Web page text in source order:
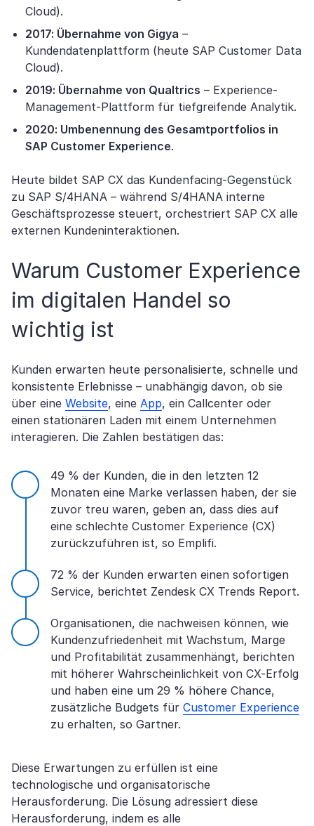
Cloud).
2017: Übernahme von Gigya –
Kundendatenplattform (heute SAP Customer Data
Cloud).
2019: Übernahme von Qualtrics – Experience-
Management-Plattform für tiefgreifende Analytik.
2020: Umbenennung des Gesamtportfolios in
SAP Customer Experience.
Heute bildet SAP CX das Kundenfacing-Gegenstück
zu SAP S/4HANA – während S/4HANA interne
Geschäftsprozesse steuert, orchestriert SAP CX alle
externen Kundeninteraktionen.
Warum Customer Experience
im digitalen Handel so
wichtig ist
Kunden erwarten heute personalisierte, schnelle und
konsistente Erlebnisse – unabhängig davon, ob sie
über eine Website, eine App, ein Callcenter oder
einen stationären Laden mit einem Unternehmen
interagieren. Die Zahlen bestätigen das:
49 % der Kunden, die in den letzten 12
Monaten eine Marke verlassen haben, der sie
zuvor treu waren, geben an, dass dies auf
eine schlechte Customer Experience (CX)
zurückzuführen ist, so Emplifi.
72 % der Kunden erwarten einen sofortigen
Service, berichtet Zendesk CX Trends Report.
Organisationen, die nachweisen können, wie
Kundenzufriedenheit mit Wachstum, Marge
und Profitabilität zusammenhängt, berichten
mit höherer Wahrscheinlichkeit von CX-Erfolg
und haben eine um 29 % höhere Chance,
zusätzliche Budgets für Customer Experience
zu erhalten, so Gartner.
Diese Erwartungen zu erfüllen ist eine
technologische und organisatorische
Herausforderung. Die Lösung adressiert diese
Herausforderung, indem es alle